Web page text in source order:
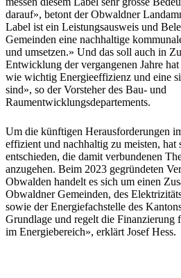
darauf», betont der Obwaldner
Label ist ein Leistungsausweis und
Gemeinden eine nachhaltige
und umsetzen.» Und das soll auch in
Entwicklung der vergangenen Jahre
wie wichtig Energieeffizienz und eine
sind», so der Vorsteher des Bau- und
Raumentwicklungsdepartements.
Um die künftigen Herausforderungen
effizient und nachhaltig zu meisten, hat
entschieden, die damit verbundenen
anzugehen. Beim 2023 gegründeten
Obwalden handelt es sich um einen
Obwaldner Gemeinden, des
sowie der Energiefachstelle des
Grundlage und regelt die Finanzierung
im Energiebereich», erklärt Josef Hess.